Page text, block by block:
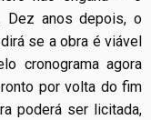
Dez anos depois, o
se a obra é viável
cronograma agora
por volta do fim
poderá ser licitada,